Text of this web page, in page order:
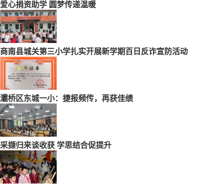
爱心捐资助学 圆梦传递温暖
商南县城关第三小学扎实开展新学期百日反诈宣防活动
灞桥区东城一小：捷报频传，再获佳绩
采撷归来谈收获 学思结合促提升